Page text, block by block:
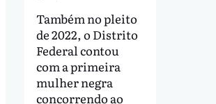
Também no pleito
de 2022, o Distrito
Federal contou
com a primeira
mulher negra
concorrendo ao